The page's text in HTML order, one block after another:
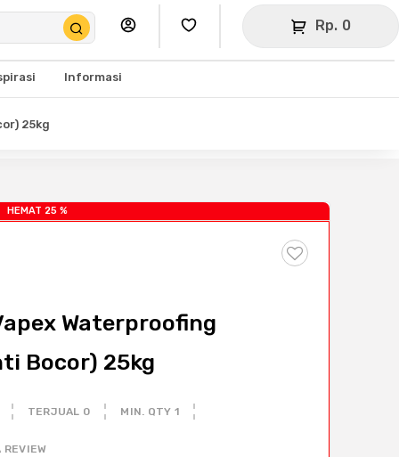
Rp. 0
Informasi
25kg
HEMAT 25 %
Waterproofing
Bocor) 25kg
TERJUAL 0 MIN. QTY 1
REVIEW